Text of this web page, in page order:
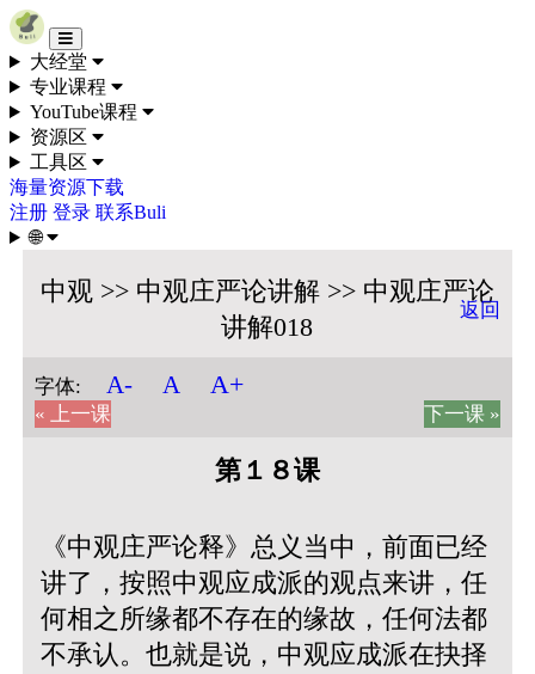
Skip to content
大经堂
专业课程
YouTube课程
资源区
工具区
海量资源下载
注册 登录 联系Buli
🌐
中观 >> 中观庄严论讲解 >> 中观庄严论
讲解018
返回
字体: A- A A+
« 上一课 下一课 »
第１８课
《中观庄严论释》总义当中，前面已经
讲了，按照中观应成派的观点来讲，任
何相之所缘都不存在的缘故，任何法都
不承认。也就是说，中观应成派在抉择